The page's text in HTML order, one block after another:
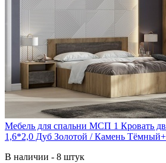
Мебель для спальни МСП 1 Кровать
1,6*2,0 Дуб Золотой / Камень
В наличии - 8 штук